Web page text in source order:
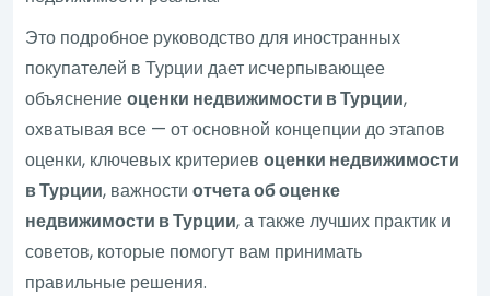
Это подробное руководство для иностранных
покупателей в Турции дает исчерпывающее
объяснениеоценки недвижимости в Турции,
охватывая все — от основной концепции до этапов
оценки, ключевых критериевоценки недвижимости
в Турции, важностиотчета об оценке
недвижимости в Турции, а также лучших практик и
советов, которые помогут вам принимать
правильные решения.